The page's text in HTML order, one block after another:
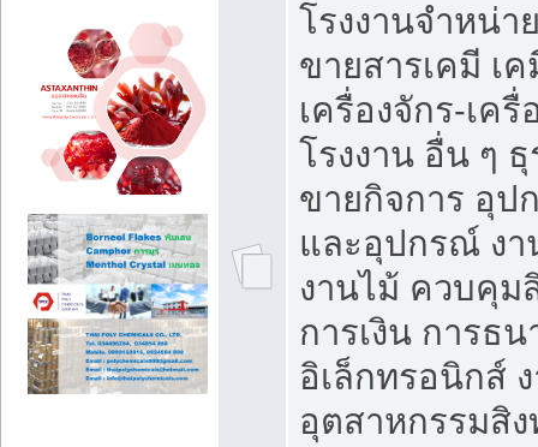
โรงงานจำหน่
ขายสารเคมี เ
เครื่องจักร-เค
โรงงาน อื่น ๆ
ขายกิจการ อุป
และอุปกรณ์ ง
งานไม้ ควบคุม
การเงิน การธ
อิเล็กทรอนิกส์
อุตสาหกรรมสิ